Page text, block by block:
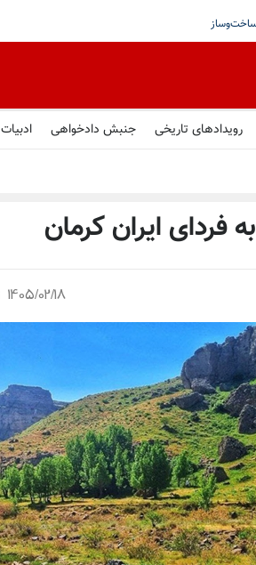
خواهد خورد
رویدادهای تاریخی جنبش دادخواهی ادبیات
فردای ایران کرمان
1405/02/18